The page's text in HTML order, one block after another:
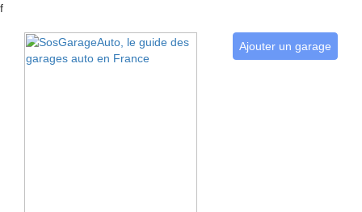
f
Ajouter un garage